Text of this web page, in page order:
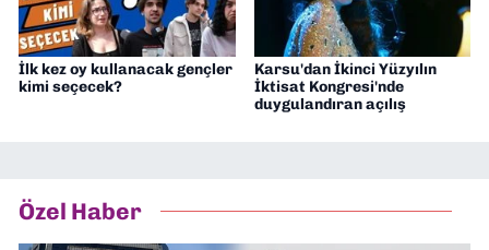
İlk kez oy kullanacak gençler
kimi seçecek?
Karsu'dan İkinci Yüzyılın
İktisat Kongresi'nde
duygulandıran açılış
Özel Haber